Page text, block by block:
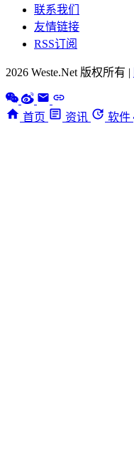
联系我们
友情链接
RSS订阅
2026 Weste.Net 版权所有 |
首页 资讯 软件